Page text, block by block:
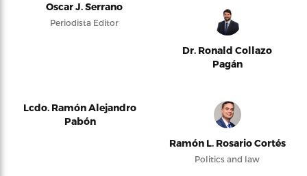
Oscar J. Serrano
Periodista Editor
Dr. Ronald Collazo
Pagán
Lcdo. Ramón Alejandro
Pabón
Ramón L. Rosario Cortés
Politics and law